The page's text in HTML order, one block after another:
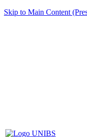
Skip to Main Content